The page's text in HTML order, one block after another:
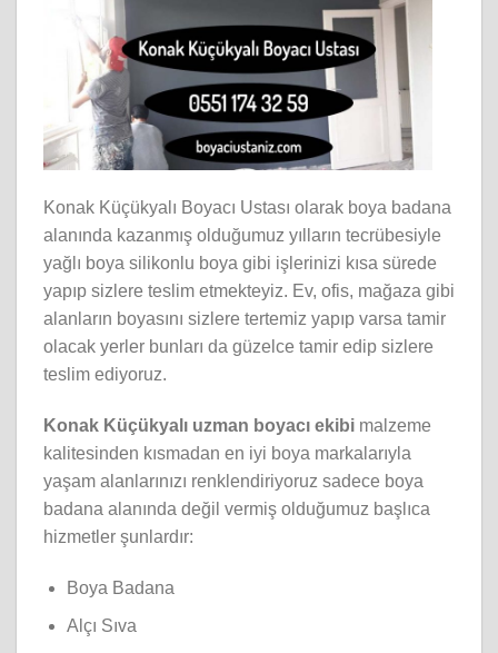
Konak Küçükyalı Boyacı Ustası olarak boya badana
alanında kazanmış olduğumuz yılların tecrübesiyle
yağlı boya silikonlu boya gibi işlerinizi kısa sürede
yapıp sizlere teslim etmekteyiz. Ev, ofis, mağaza gibi
alanların boyasını sizlere tertemiz yapıp varsa tamir
olacak yerler bunları da güzelce tamir edip sizlere
teslim ediyoruz.
Konak Küçükyalı uzman boyacı ekibi malzeme
kalitesinden kısmadan en iyi boya markalarıyla
yaşam alanlarınızı renklendiriyoruz sadece boya
badana alanında değil vermiş olduğumuz başlıca
hizmetler şunlardır:
Boya Badana
Alçı Sıva